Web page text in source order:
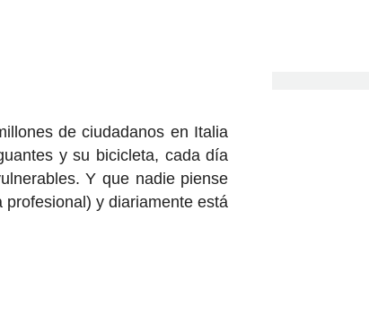
de ciudadanos en Italia
y su bicicleta, cada día
Y que nadie piense
y diariamente está